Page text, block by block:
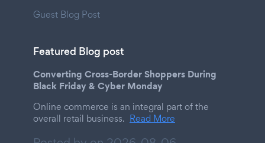
Guest Blog Post
Featured Blog post
Converting Cross-Border Shoppers During
Black Friday & Cyber Monday
Online commerce is an integral part of the
overall retail business. Read More